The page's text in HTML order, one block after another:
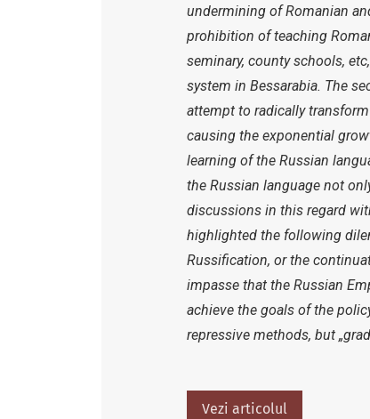
undermining of Romanian
prohibition of teaching
seminary, county schools,
system in Bessarabia. The
attempt to radically
causing the exponential
learning of the Russian
the Russian language not
discussions in this regard
highlighted the following
Russification, or the
impasse that the Russian
achieve the goals of the
repressive methods, but
Vezi articolul